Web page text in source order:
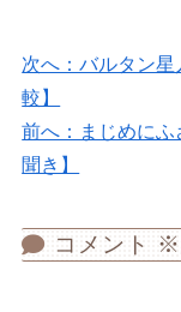
次へ：バルタン
較】
前へ：まじめに
聞き】
コメント ※